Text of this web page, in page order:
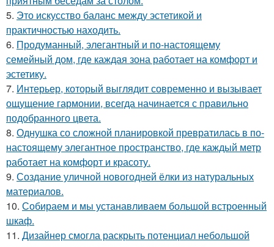
5. Это искусство баланс между эстетикой и
практичностью находить.
6. Продуманный, элегантный и по-настоящему
семейный дом, где каждая зона работает на комфорт и
эстетику.
7. Интерьер, который выглядит современно и вызывает
ощущение гармонии, всегда начинается с правильно
подобранного цвета.
8. Однушка со сложной планировкой превратилась в по-
настоящему элегантное пространство, где каждый метр
работает на комфорт и красоту.
9. Создание уличной новогодней ёлки из натуральных
материалов.
10. Собираем и мы устанавливаем большой встроенный
шкаф.
11. Дизайнер смогла раскрыть потенциал небольшой